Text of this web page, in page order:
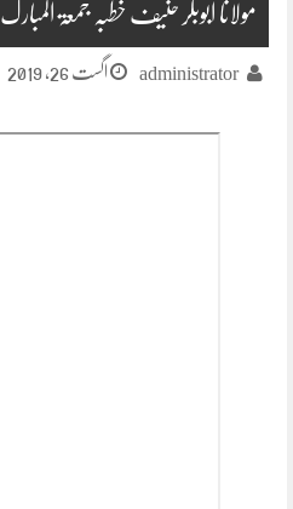
مولانا ابوبکر حنیف خطبہ جمعۃ المبارک 2019-08-23
administrator اگست 26, 2019